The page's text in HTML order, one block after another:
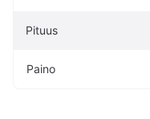
Pituus
Paino